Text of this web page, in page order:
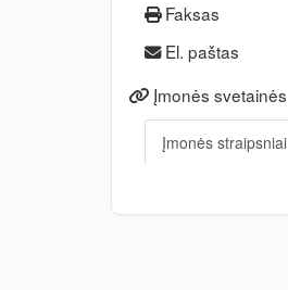
Faksas
El. paštas
Įmonės svetainės
Įmonės straipsniai